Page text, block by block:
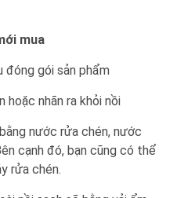
mua
gói sản phẩm
hoặc nhãn ra khỏi nồi
nước rửa chén, nước
cạnh đó, bạn cũng có thể
rửa chén.